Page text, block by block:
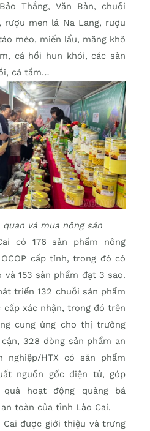
Thắng, Văn Bàn, chuối
men lá Na Lang, rượu
mèo, miến lẩu, măng khô
cá hồi hun khói, các sản
cá tầm…
và mua nông sản
có 176 sản phẩm nông
cấp tỉnh, trong đó có
153 sản phẩm đạt 3 sao.
triển 132 chuỗi sản phẩm
cấp xác nhận, trong đó trên
cung ứng cho thị trường
328 dòng sản phẩm an
nghiệp/HTX có sản phẩm
nguồn gốc điện tử, góp
hoạt động quảng bá
toàn của tỉnh Lào Cai.
Cai được giới thiệu và trưng